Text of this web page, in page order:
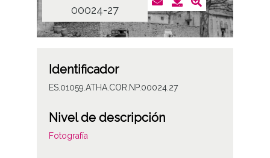
00024-27
Identificador
ES.01059.ATHA.COR.NP.00024.27
Nivel de descripción
Fotografía